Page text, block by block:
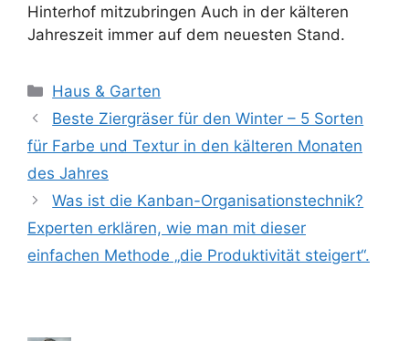
Hinterhof mitzubringen Auch in der kälteren
Jahreszeit immer auf dem neuesten Stand.
Kategorien
Haus & Garten
Beste Ziergräser für den Winter – 5 Sorten
für Farbe und Textur in den kälteren Monaten
des Jahres
Was ist die Kanban-Organisationstechnik?
Experten erklären, wie man mit dieser
einfachen Methode „die Produktivität steigert“.